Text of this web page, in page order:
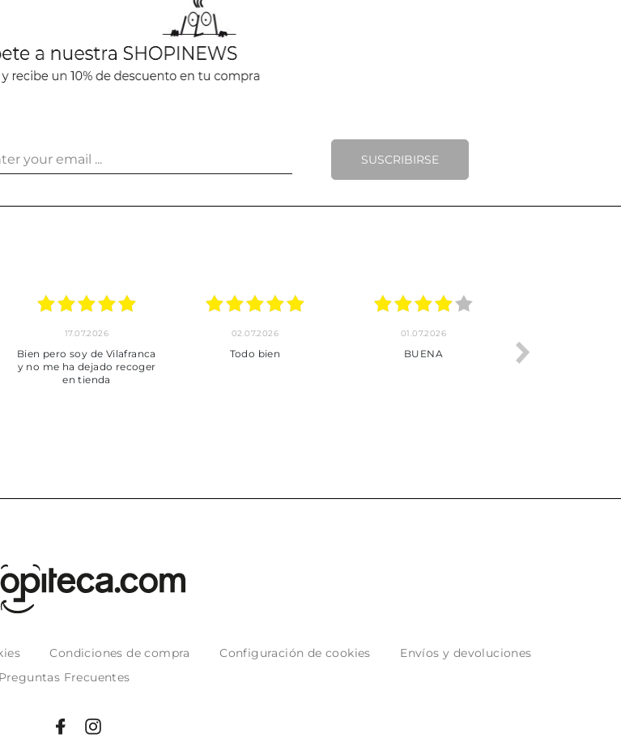
SUSCRIBIRSE
de Vilafranca
recoger
Todo bien Tot perfecte
Condiciones de compra Configuración de cookies
Envíos y devoluciones
Preguntas Frecuentes